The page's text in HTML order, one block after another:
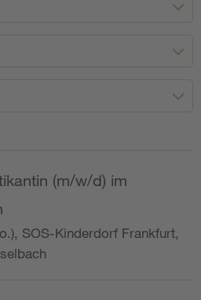
(m/w/d) im
SOS-Kinderdorf Frankfurt,